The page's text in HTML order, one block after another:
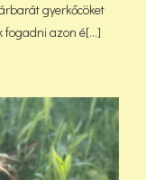
gyerkőcöket
azon é[...]